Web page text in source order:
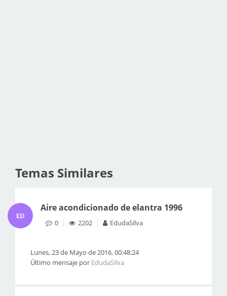
Temas Similares
ED
Aire acondicionado de elantra 1996
0 2202 EdudaSilva
Lunes, 23 de Mayo de 2016, 00:48:24
Último mensaje por EdudaSilva